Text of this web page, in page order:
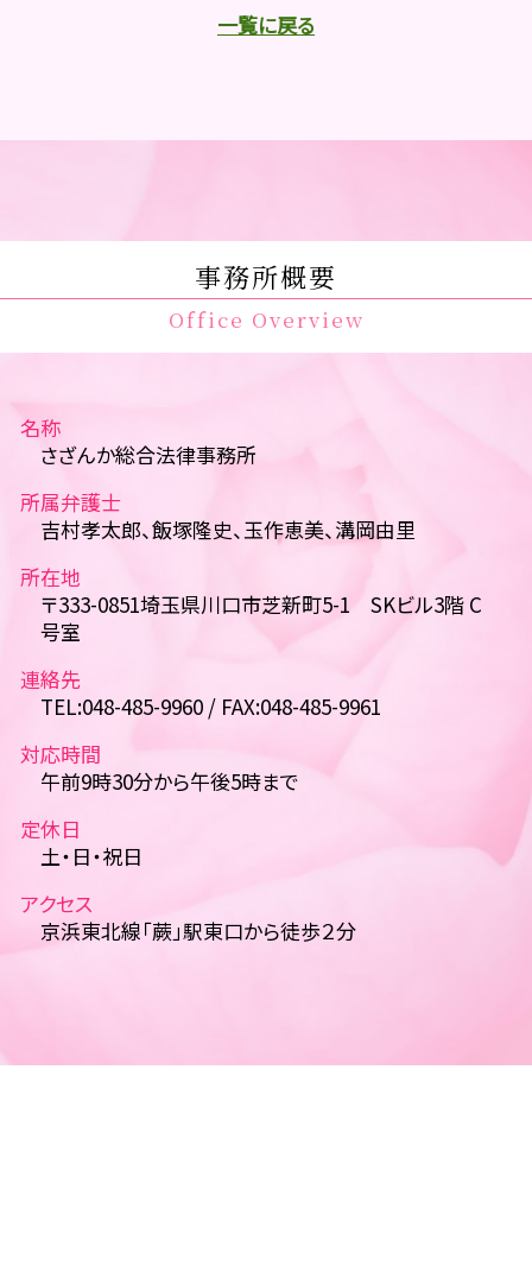
一覧に戻る
事務所概要
Office Overview
名称
さざんか総合法律事務所
所属弁護士
吉村孝太郎、飯塚隆史、玉作恵美、溝岡由里
所在地
〒333-0851埼玉県川口市芝新町5-1 SKビル3階 C
号室
連絡先
TEL:048-485-9960 / FAX:048-485-9961
対応時間
午前9時30分から午後5時まで
定休日
土・日・祝日
アクセス
京浜東北線「蕨」駅東口から徒歩２分